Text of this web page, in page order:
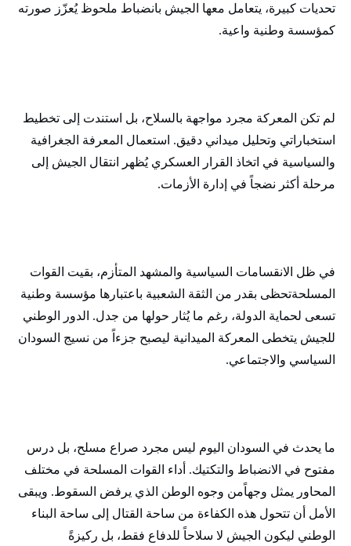
تحديات كبيرة، يتعامل معها الجيش بانضباط ملحوظ يُعزّز صورته
كمؤسسة وطنية واعية.
لم تكن المعركة مجرد مواجهة بالسلاح، بل استندت إلى تخطيط
استخباراتي وتحليل ميداني دقيق. استعمال المعرفة الجغرافية
والسياسية في اتخاذ القرار العسكري يُظهر انتقال الجيش إلى
مرحلة أكثر نضجاً في إدارة الأزمات.
في ظل الانقسامات السياسية والمشهد المتأزم، بقيت القوات
المسلحةتحظى بقدر من الثقة الشعبية باعتبارها مؤسسة وطنية
تسعى لحماية الدولة، رغم ما يُثار حولها من جدل. الدور الوطني
للجيش يتخطى المعركة الميدانية ليصبح جزءاً من نسيج السودان
السياسي والاجتماعي.
ما يحدث في السودان اليوم ليس مجرد صراع مسلح، بل درس
مفتوح في الانضباط والتكتيك. أداء القوات المسلحة في مختلف
المحاور يمثل وجهاًمن وجوه الوطن الذي يرفض السقوط. ويبقى
الأمل أن تتحول هذه الكفاءة من ساحة القتال إلى ساحة البناء
الوطني ليكون الجيش لا سلاحاً للدفاع فقط، بل ركيزةً